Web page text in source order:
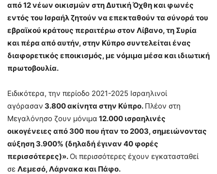
από 12 νέων οικισμών στη Δυτική Όχθη και φωνές
εντός του Ισραήλ ζητούν να επεκταθούν τα σύνορά του
εβραϊκού κράτους περαιτέρω στον Λίβανο, τη Συρία
και πέρα ​​από αυτήν, στην Κύπρο συντελείται ένας
διαφορετικός εποικισμός, με νόμιμα μέσα και ιδιωτική
πρωτοβουλία.
Ειδικότερα, την περίοδο 2021-2025 Ισραηλινοί
αγόρασαν 3.800 ακίνητα στην Κύπρο. Πλέον στη
Μεγαλόνησο ζουν μόνιμα 12.000 ισραηλινές
οικογένειες από 300 που ήταν το 2003, σημειώνοντας
αύξηση 3.900% (δηλαδή έγιναν 40 φορές
περισσότερες)». Οι περισσότερες έχουν εγκατασταθεί
σε Λεμεσό, Λάρνακα και Πάφο.